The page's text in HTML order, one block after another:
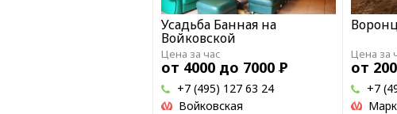
Усадьба Банная на
Войковской
Цена за час
от 4000 до 7000 Р
Войковская
+7 (495) 127 63 24
Цена за
от
+7